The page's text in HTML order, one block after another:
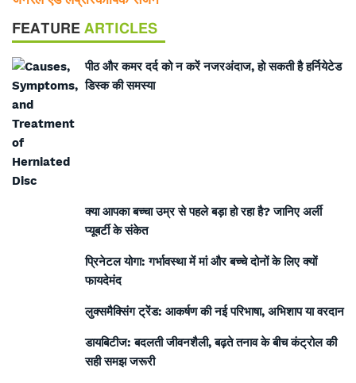
FEATURE ARTICLES
पीठ और कमर दर्द को न करें नजरअंदाज, हो सकती है हर्नियेटेड
डिस्क की समस्या
क्या आपका बच्चा उम्र से पहले बड़ा हो रहा है? जानिए अर्ली
प्यूबर्टी के संकेत
प्रिनेटल योगा: गर्भावस्था में मां और बच्चे दोनों के लिए क्यों
फायदेमंद
लुक्समैक्सिंग ट्रेंड: आकर्षण की नई परिभाषा, अभिशाप या वरदान
डायबिटीज: बदलती जीवनशैली, बढ़ते तनाव के बीच कंट्रोल की
सही समझ जरूरी